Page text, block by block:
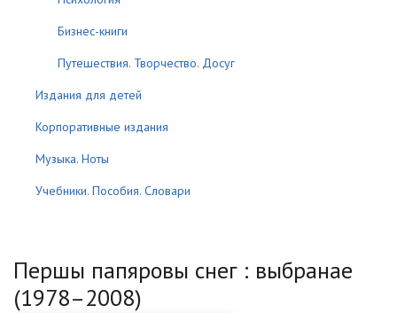
Бизнес-книги
Путешествия. Творчество. Досуг
Издания для детей
Корпоративные издания
Музыка. Ноты
Учебники. Пособия. Словари
Першы папяровы снег : выбранае
(1978–2008)